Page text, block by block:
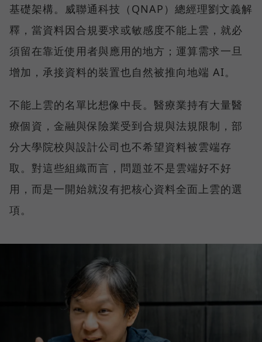
基礎架構。威聯通科技（QNAP）總經理劉文義解
釋，當資料因合規要求或敏感度不能上雲，就必
須留在靠近使用者與應用的地方；運算需求一旦
增加，承接資料的裝置也自然被推向地端 AI。
不能上雲的名單比想像中長。醫療業持有大量醫
療個資，金融與保險業受到合規與法規限制，部
分大學院校與設計公司也不希望資料被雲端存
取。對這些組織而言，問題並不是雲端好不好
用，而是一開始就沒有把核心資料全面上雲的選
項。